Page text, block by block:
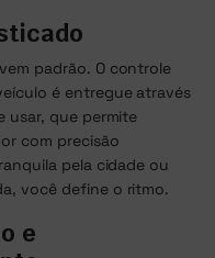
padrão. O controle
é entregue através
usar, que permite
com precisão
pela cidade ou
você define o ritmo.
e